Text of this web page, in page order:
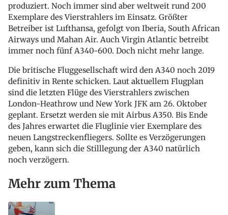
produziert. Noch immer sind aber weltweit rund 200
Exemplare des Vierstrahlers im Einsatz. Größter
Betreiber ist Lufthansa, gefolgt von Iberia, South African
Airways und Mahan Air. Auch Virgin Atlantic betreibt
immer noch fünf A340-600. Doch nicht mehr lange.
Die britische Fluggesellschaft wird den A340 noch 2019
definitiv in Rente schicken. Laut aktuellem Flugplan
sind die letzten Flüge des Vierstrahlers zwischen
London-Heathrow und New York JFK am 26. Oktober
geplant. Ersetzt werden sie mit Airbus A350. Bis Ende
des Jahres erwartet die Fluglinie vier Exemplare des
neuen Langstreckenfliegers. Sollte es Verzögerungen
geben, kann sich die Stilllegung der A340 natürlich
noch verzögern.
Mehr zum Thema